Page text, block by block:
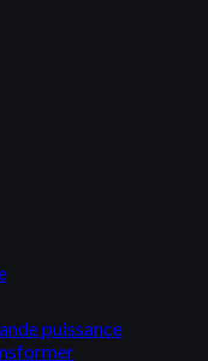
puissance